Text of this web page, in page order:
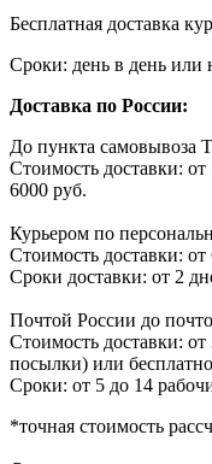
Бесплатная доставка
Сроки: день в день или
Доставка по России:
До пункта
Стоимость доставки: от
6000 руб.
Курьером по
Стоимость доставки:
Сроки доставки: от 2
Почтой России до
Стоимость доставки:
посылки) или
Сроки: от 5 до 14
*точная стоимость